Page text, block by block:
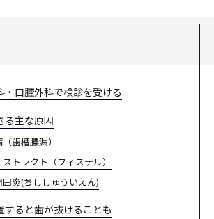
・口腔外科で検診を受ける
る主な原因
歯槽膿漏）
トラクト（フィステル）
炎(ちししゅういえん)
すると歯が抜けることも